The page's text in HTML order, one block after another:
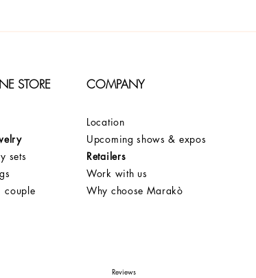
STORE COMPANY
sets
Location
Upcoming shows & expos
Retailers
Work with us
Why choose Marakò
Reviews